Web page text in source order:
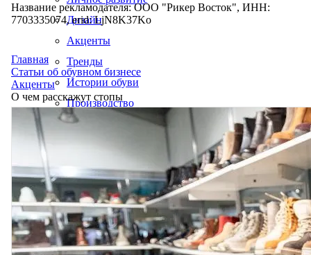
Дизайн
Акценты
Тренды
Истории обуви
Производство
Название рекламодателя: ООО "Рикер Восток", ИНН:
7703335074, erid: LjN8K37Ko
Главная
Статьи об обувном бизнесе
Акценты
О чем расскажут стопы